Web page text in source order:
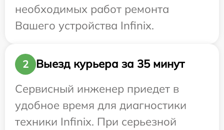
необходимых работ ремонта
Вашего устройства Infinix.
2
Выезд курьера за 35 минут
Сервисный инженер приедет в
удобное время для диагностики
техники Infinix. При серьезной